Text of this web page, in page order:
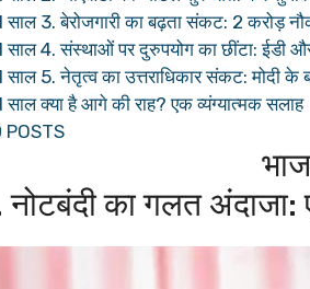
साल 3. बेरोजगारी का बढ़ता संकट: 2 करोड़
साल 4. संस्थाओं पर दुरुपयोग का छींटा: ईडी
साल 5. नेतृत्व का उत्तराधिकार संकट: मोदी
साल क्या है आगे की राह? एक व्यंग्यात्मक सलाह
POSTS
नोटबंदी का गलत